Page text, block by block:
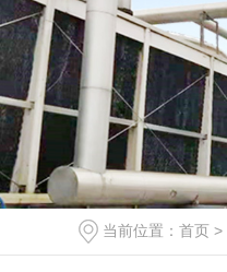
当前位置： 首页 >